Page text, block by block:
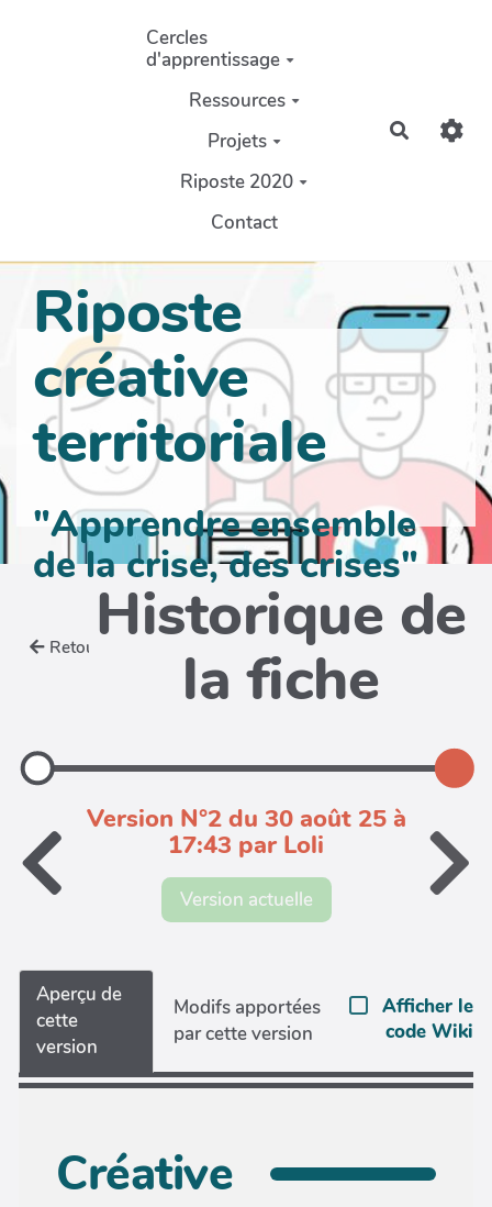
Aller au contenu principal
Cercles
d'apprentissage
Ressources
Projets
Riposte 2020
Contact
Riposte
créative
territoriale
"Apprendre ensemble
de la crise, des crises"
Retour Historique de
la fiche
Version N°2 du 30 août 25 à
17:43 par Loli
Version actuelle
Aperçu de
cette
version
Modifs apportées
par cette version
Afficher le
code Wiki
Créative